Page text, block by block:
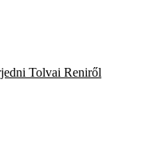
Tolvai Reniről